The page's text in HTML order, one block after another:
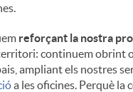
reforçant la nostra
continuem obrint
ampliant els nostres
a les oficines. Perquè la